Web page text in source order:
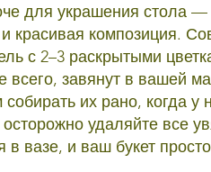
для украшения стола
красивая композиция.
с 2–3 раскрытыми
всего, завянут в вашей
их рано, когда у
удаляйте все
в вазе, и ваш букет